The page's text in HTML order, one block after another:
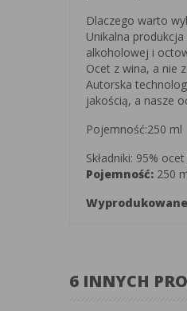
Dlaczego warto
Unikalna
alkoholowej i
Ocet z wina, a nie
Autorska
jakością, a nasze
Pojemność:250 ml
Składniki: 95%
Pojemność: 250
6 INNYCH